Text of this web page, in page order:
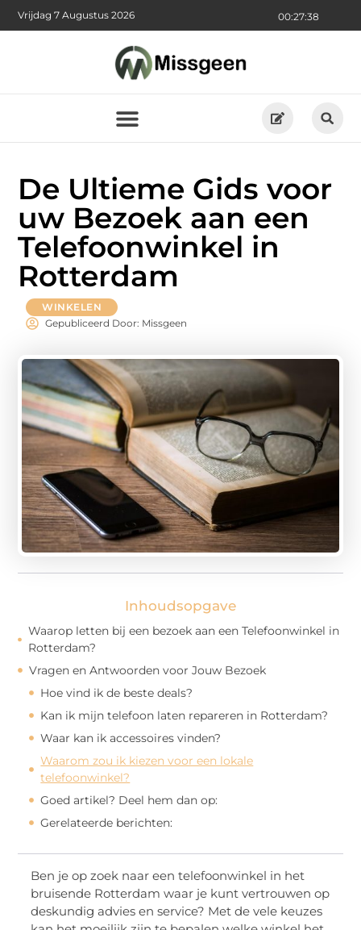
00:27:39
Vrijdag 7 Augustus 2026
De Ultieme Gids voor
uw Bezoek aan een
Telefoonwinkel in
Rotterdam
WINKELEN
Gepubliceerd Door: Missgeen
Inhoudsopgave
Waarop letten bij een bezoek aan een Telefoonwinkel in
Rotterdam?
Vragen en Antwoorden voor Jouw Bezoek
Hoe vind ik de beste deals?
Kan ik mijn telefoon laten repareren in Rotterdam?
Waar kan ik accessoires vinden?
Waarom zou ik kiezen voor een lokale
telefoonwinkel?
Goed artikel? Deel hem dan op:
Gerelateerde berichten:
Ben je op zoek naar een telefoonwinkel in het
bruisende Rotterdam waar je kunt vertrouwen op
deskundig advies en service? Met de vele keuzes